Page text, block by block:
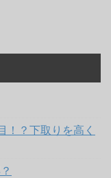
！？下取りを高く